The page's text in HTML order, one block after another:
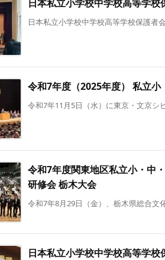
日本私立小学校中学校高等学
日本私立小学校中学校高等学校保護
令和7年度（2025年度） 私立
令和7年11月5日（水）に東京・文京シ
令和7年度関東地区私立小・中
研修会 栃木大会
令和7年8月29日（金）、栃木県総合文
日本私立小学校中学校高等学